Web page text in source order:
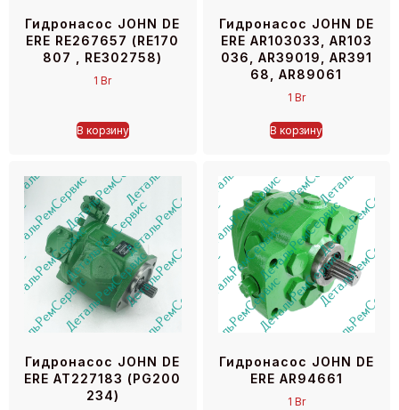
Гидронасос JOHN DE
ERE RE267657 (RE170
807 , RE302758)
1Br
В корзину
Гидронасос JOHN DE
ERE AR103033, AR103
036, AR39019, AR391
68, AR89061
1 Br
В корзину
Гидронасос JOHN DE
ERE АТ227183 (PG200
234)
Гидронасос JOHN DE
ERE AR94661
1 Br